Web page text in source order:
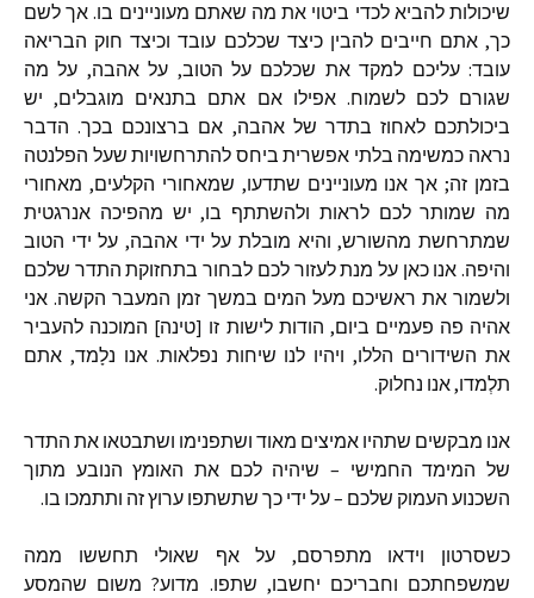
שיכולות להביא לכדי ביטוי את מה שאתם מעוניינים בו. אך לשם
כך, אתם חייבים להבין כיצד שכלכם עובד וכיצד חוק הבריאה
עובד:עליכם למקד את שכלכם על הטוב, על אהבה, על מה
שגורם לכם לשמוח.אפילו אם אתם בתנאים מוגבלים, יש
ביכולתכם לאחוז בתדר של אהבה, אם ברצונכם בכך. הדבר
נראה כמשימה בלתי אפשרית ביחס להתרחשויות שעל הפלנטה
בזמן זה; אך אנו מעוניינים שתדעו, שמאחורי הקלעים, מאחורי
מה שמותר לכם לראות ולהשתתף בו, יש מהפיכה אנרגטית
שמתרחשת מהשורש, והיא מובלת על ידי אהבה, על ידי הטוב
והיפה. אנו כאן על מנתלעזור לכם לבחור בתחזוקת התדר שלכם
ולשמור את ראשיכם מעל המים במשך זמן המעבר הקשה. אני
אהיה פה פעמיים ביום, הודות לישות זו [טינה] המוכנה להעביר
את השידורים הללו, ויהיו לנו שיחות נפלאות.אנו נלָמד, אתם
תלְמדו,אנו נחלוק.
אנו מבקשים שתהיו אמיצים מאוד ושתפנימו ושתבטאו את התדר
של המימד החמישי – שיהיה לכם את האומץ הנובע מתוך
השכנוע העמוק שלכם –על ידי כך שתשתפו ערוץזה ותתמכו בו.
כשסרטון וידאו מתפרסם, על אף שאולי תחששו
ממה
שמשפחתכם וחבריכם יחשבו, שתפו. מדוע? משום שהמסע